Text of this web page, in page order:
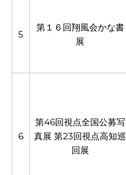
5
第１６回翔風会かな書
展
6
第46回視点全国公募写
真展 第23回視点高知巡
回展